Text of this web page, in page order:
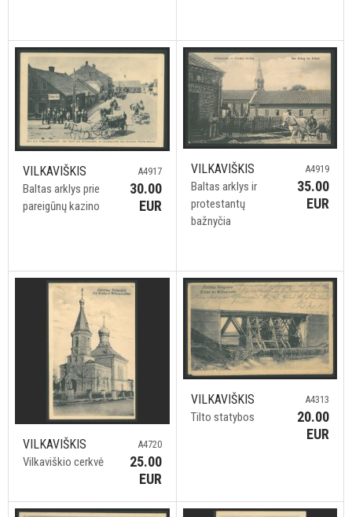
VILKAVIŠKIS
Baltas arklys prie
pareigūnų kazino
A4917
30.00
EUR
VILKAVIŠKIS
Baltas arklys ir
protestantų
bažnyčia
A4919
35.00
EUR
VILKAVIŠKIS
Vilkaviškio cerkvė
A4720
25.00
EUR
VILKAVIŠKIS
Tilto statybos
A4313
20.00
EUR